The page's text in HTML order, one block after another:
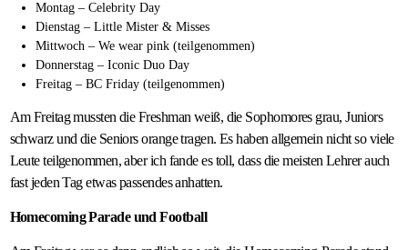
Montag – Celebrity Day
Dienstag – Little Mister & Misses
Mittwoch – We wear pink (teilgenommen)
Donnerstag – Iconic Duo Day
Freitag – BC Friday (teilgenommen)
Am Freitag mussten die Freshman weiß, die Sophomores grau, Juniors
schwarz und die Seniors orange tragen. Es haben allgemein nicht so viele
Leute teilgenommen, aber ich fande es toll, dass die meisten Lehrer auch
fast jeden Tag etwas passendes anhatten.
Homecoming Parade und Football